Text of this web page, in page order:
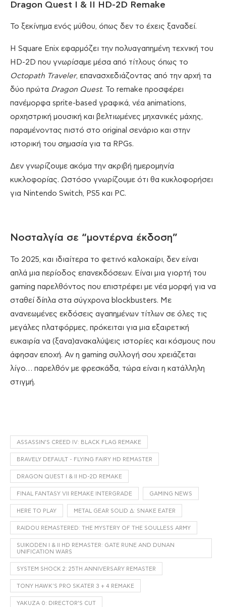
Dragon Quest I & II HD-2D Remake
Το ξεκίνημα ενός μύθου, όπως δεν το έχεις ξαναδεί.
Η Square Enix εφαρμόζει την πολυαγαπημένη τεχνική του
HD-2D που γνωρίσαμε μέσα από τίτλους όπως το
Octopath Traveler, επανασχεδιάζοντας από την αρχή τα
δύο πρώτα Dragon Quest. Το remake προσφέρει
πανέμορφα sprite-based γραφικά, νέα animations,
ορχηστρική μουσική και βελτιωμένες μηχανικές μάχης,
παραμένοντας πιστό στο original σενάριο και στην
ιστορική του σημασία για τα RPGs.
Δεν γνωρίζουμε ακόμα την ακριβή ημερομηνία
κυκλοφορίας. Ωστόσο γνωρίζουμε ότι θα κυκλοφορήσει
για Nintendo Switch, PS5 και PC.
Νοσταλγία σε “μοντέρνα έκδοση”
Το 2025, και ιδιαίτερα το φετινό καλοκαίρι, δεν είναι
απλά μια περίοδος επανεκδόσεων. Είναι μια γιορτή του
gaming παρελθόντος που επιστρέφει με νέα μορφή για να
σταθεί δίπλα στα σύγχρονα blockbusters. Με
ανανεωμένες εκδόσεις αγαπημένων τίτλων σε όλες τις
μεγάλες πλατφόρμες, πρόκειται για μια εξαιρετική
ευκαιρία να (ξανα)ανακαλύψεις ιστορίες και κόσμους που
άφησαν εποχή. Αν η gaming συλλογή σου χρειάζεται
λίγο… παρελθόν με φρεσκάδα, τώρα είναι η κατάλληλη
στιγμή.
ASSASSIN’S CREED IV: BLACK FLAG REMAKE
BRAVELY DEFAULT - FLYING FAIRY HD REMASTER
DRAGON QUEST I & II HD-2D REMAKE
FINAL FANTASY VII REMAKE INTERGRADE GAMING NEWS
HERE TO PLAY METAL GEAR SOLID Δ: SNAKE EATER
RAIDOU REMASTERED: THE MYSTERY OF THE SOULLESS ARMY
SUIKODEN I & II HD REMASTER: GATE RUNE AND DUNAN
UNIFICATION WARS
SYSTEM SHOCK 2: 25TH ANNIVERSARY REMASTER
TONY HAWK'S PRO SKATER 3 + 4 REMAKE
YAKUZA 0: DIRECTOR’S CUT